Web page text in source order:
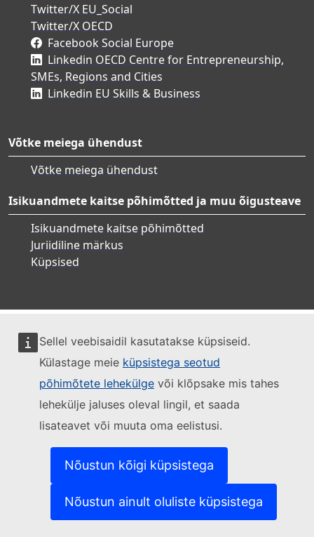
Sellel veebisaidil kasutatakse küpsiseid.
Külastage meie küpsistega seotud
põhimõtete lehekülge või klõpsake mis tahes
lehekülje jaluses oleval lingil, et saada
lisateavet või muuta oma eelistusi.
Nõustun kõigi küpsistega
Nõustun ainult oluliste küpsistega
Twitter/X EU_Social
Twitter/X OECD
Facebook Social Europe
Linkedin OECD Centre for Entrepreneurship,
SMEs, Regions and Cities
Linkedin EU Skills & Business
Võtke meiega ühendust
Võtke meiega ühendust
Isikuandmete kaitse põhimõtted ja muu õigusteave
Isikuandmete kaitse põhimõtted
Juriidiline märkus
Küpsised